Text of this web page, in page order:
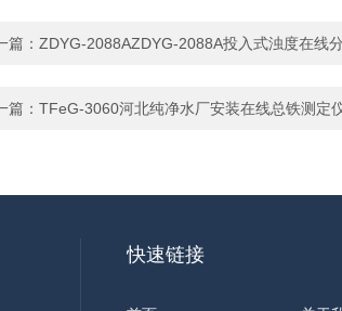
篇： ZDYG-2088AZDYG-2088A投入式浊度在线
篇： TFeG-3060河北纯净水厂安装在线总铁测定
快速链接